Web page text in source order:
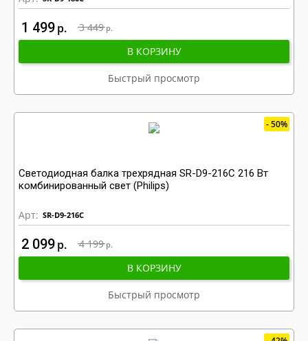
3 449 р
1 499р
В КОРЗИНУ
Быстрый просмотр
50%
Светодиодная балка трехрядная SR-D9-216C 216 Вт
комбинированный свет (Philips)
Арт: SR-D9-216C
4 199 р
2 099р
В КОРЗИНУ
Быстрый просмотр